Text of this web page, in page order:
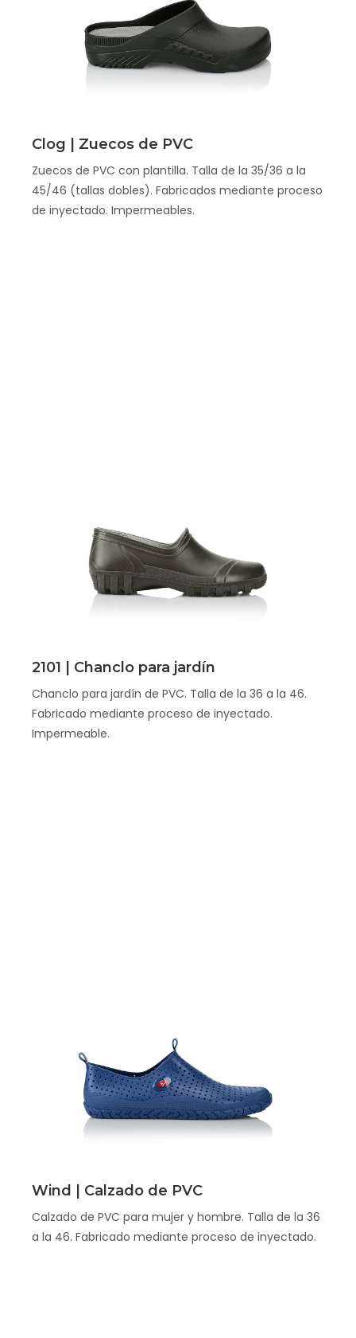
Scopri
Clog | Zuecos de PVC
Zuecos de PVC con plantilla. Talla de la 35/36 a la
45/46 (tallas dobles). Fabricados mediante proceso
de inyectado. Impermeables.
Scopri
2101 | Chanclo para jardín
Chanclo para jardín de PVC. Talla de la 36 a la 46.
Fabricado mediante proceso de inyectado.
Impermeable.
Scopri
Wind | Calzado de PVC
Calzado de PVC para mujer y hombre. Talla de la 36
a la 46. Fabricado mediante proceso de inyectado.